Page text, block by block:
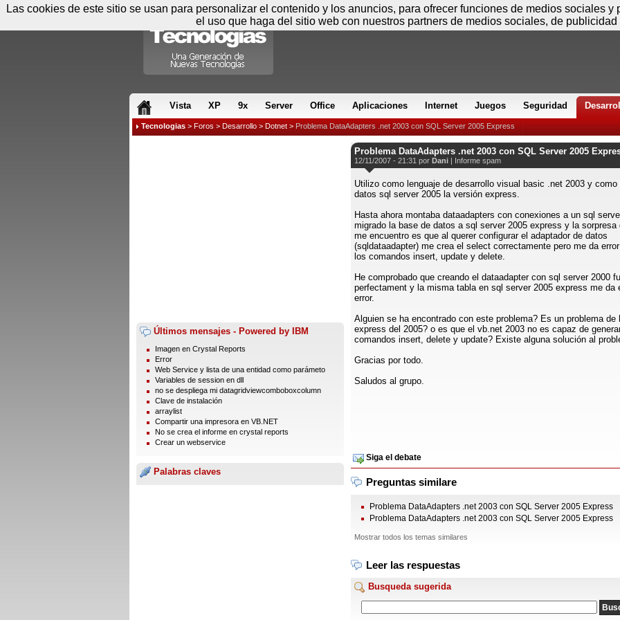
Vista XP 9x Server Office Aplicaciones Internet Juegos Seguridad
Tecnologias > Foros > Desarrollo > Dotnet > Problema DataAdapters .net 2003 con SQL Server 2005 Express
Últimos mensajes - Powered by IBM
Imagen en Crystal Reports
Error
Web Service y lista de una entidad como parámeto
Variables de session en dll
no se despliega mi datagridviewcomboboxcolumn
Clave de instalación
arraylist
Compartir una impresora en VB.NET
No se crea el informe en crystal reports
Crear un webservice
Palabras claves
Problema DataAdapters .net 2003 con SQL Server 2005
12/11/2007 - 21:31 por Dani | Informe spam
Utilizo como lenguaje de desarrollo visual basic .net 2003 y como
datos sql server 2005 la versión express.
Hasta ahora montaba dataadapters con conexiones a un sql
migrado la base de datos a sql server 2005 express y la sorpresa
me encuentro es que al querer configurar el adaptador de datos
(sqldataadapter) me crea el select correctamente pero me da
los comandos insert, update y delete.
He comprobado que creando el dataadapter con sql server 2000
perfectament y la misma tabla en sql server 2005 express me da
error.
Alguien se ha encontrado con este problema? Es un problema de
express del 2005? o es que el vb.net 2003 no es capaz de
comandos insert, delete y update? Existe alguna solución al
Gracias por todo.
Saludos al grupo.
Siga el debate
Preguntas similare
Problema DataAdapters .net 2003 con SQL Server 2005 Express
Problema DataAdapters .net 2003 con SQL Server 2005 Express
Mostrar todos los temas similares
Leer las respuestas
Busqueda sugerida
Las cookies de este sitio se usan para personalizar el contenido y los anuncios, para ofrecer funciones de medios sociales
el uso que haga del sitio web con nuestros partners de medios sociales, de